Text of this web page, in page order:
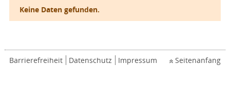
Keine Daten gefunden.
Barrierefreiheit Datenschutz Impressum Seitenanfang